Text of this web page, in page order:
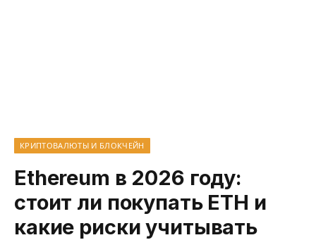
КРИПТОВАЛЮТЫ И БЛОКЧЕЙН
Ethereum в 2026 году:
стоит ли покупать ETH и
какие риски учитывать